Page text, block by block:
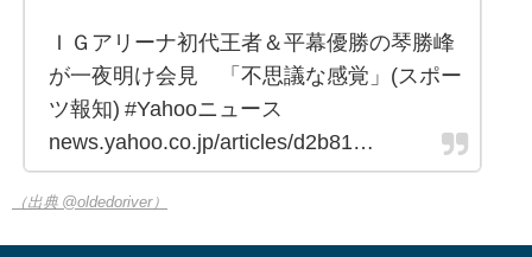
ＩＧアリーナ初代王者＆平幕優勝の琴勝峰
が一夜明け会見 「不思議な感覚」(スポー
ツ報知) #Yahooニュース
news.yahoo.co.jp/articles/d2b81…
（出典 @oldedoriver）